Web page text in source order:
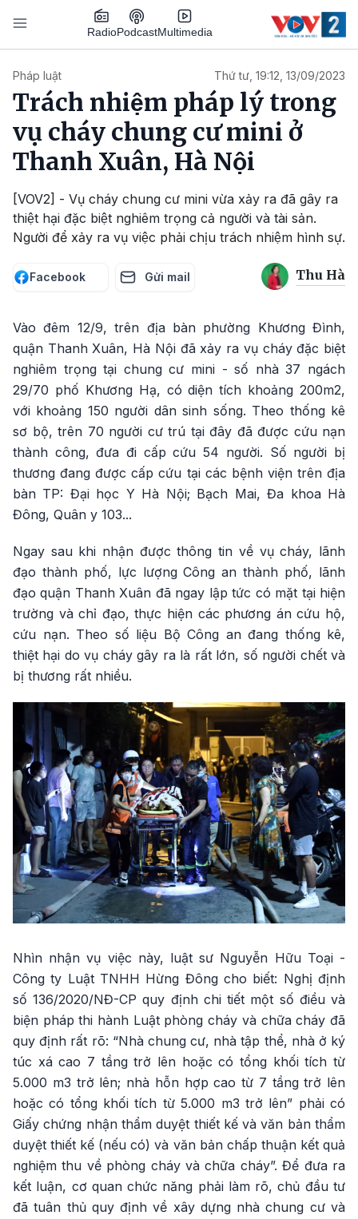
Nhảy đến nội dung
RadioPodcastMultimedia
Pháp luật Thứ tư, 19:12, 13/09/2023
Trách nhiệm pháp lý trong
vụ cháy chung cư mini ở
Thanh Xuân, Hà Nội
[VOV2] - Vụ cháy chung cư mini vừa xảy ra đã gây ra
thiệt hại đặc biệt nghiêm trọng cả người và tài sản.
Người để xảy ra vụ việc phải chịu trách nhiệm hình sự.
Facebook Gửi mail Thu Hà
Vào đêm 12/9, trên địa bàn phường Khương Đình,
quận Thanh Xuân, Hà Nội đã xảy ra vụ cháy đặc biệt
nghiêm trọng tại chung cư mini - số nhà 37 ngách
29/70 phố Khương Hạ, có diện tích khoảng 200m2,
với khoảng 150 người dân sinh sống. Theo thống kê
sơ bộ, trên 70 người cư trú tại đây đã được cứu nạn
thành công, đưa đi cấp cứu 54 người. Số người bị
thương đang được cấp cứu tại các bệnh viện trên địa
bàn TP: Đại học Y Hà Nội; Bạch Mai, Đa khoa Hà
Đông, Quân y 103...
Ngay sau khi nhận được thông tin về vụ cháy, lãnh
đạo thành phố, lực lượng Công an thành phố, lãnh
đạo quận Thanh Xuân đã ngay lập tức có mặt tại hiện
trường và chỉ đạo, thực hiện các phương án cứu hộ,
cứu nạn. Theo số liệu Bộ Công an đang thống kê,
thiệt hại do vụ cháy gây ra là rất lớn, số người chết và
bị thương rất nhiều.
Nhìn nhận vụ việc này, luật sư Nguyễn Hữu Toại -
Công ty Luật TNHH Hừng Đông cho biết: Nghị định
số 136/2020/NĐ-CP quy định chi tiết một số điều và
biện pháp thi hành Luật phòng cháy và chữa cháy đã
quy định rất rõ: “Nhà chung cư, nhà tập thể, nhà ở ký
túc xá cao 7 tầng trở lên hoặc có tổng khối tích từ
5.000 m3 trở lên; nhà hỗn hợp cao từ 7 tầng trở lên
hoặc có tổng khối tích từ 5.000 m3 trở lên” phải có
Giấy chứng nhận thẩm duyệt thiết kế và văn bản thẩm
duyệt thiết kế (nếu có) và văn bản chấp thuận kết quả
nghiệm thu về phòng cháy và chữa cháy”. Để đưa ra
kết luận, cơ quan chức năng phải làm rõ, chủ đầu tư
đã tuân thủ quy định về xây dựng nhà chung cư và